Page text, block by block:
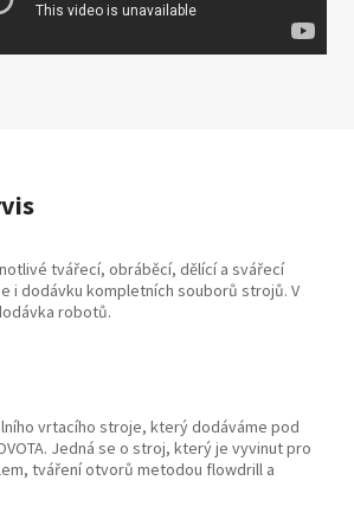
tvářecí, obráběcí, dělící a svářecí
i dodávku kompletních souborů strojů. V
robotů.
vrtacího stroje, který dodáváme pod
Jedná se o stroj, který je vyvinut pro
tváření otvorů metodou flowdrill a